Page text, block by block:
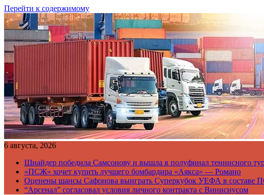
Перейти к содержимому
6 августа, 2026
Шнайдер победила Самсонову и вышла в полуфинал теннисного
«ПСЖ» хочет купить лучшего бомбардира «Аякса» — Романо
Оценены шансы Сафонова выиграть Суперкубок УЕФА в составе
“Арсенал” согласовал условия личного контракта с Винисиусом